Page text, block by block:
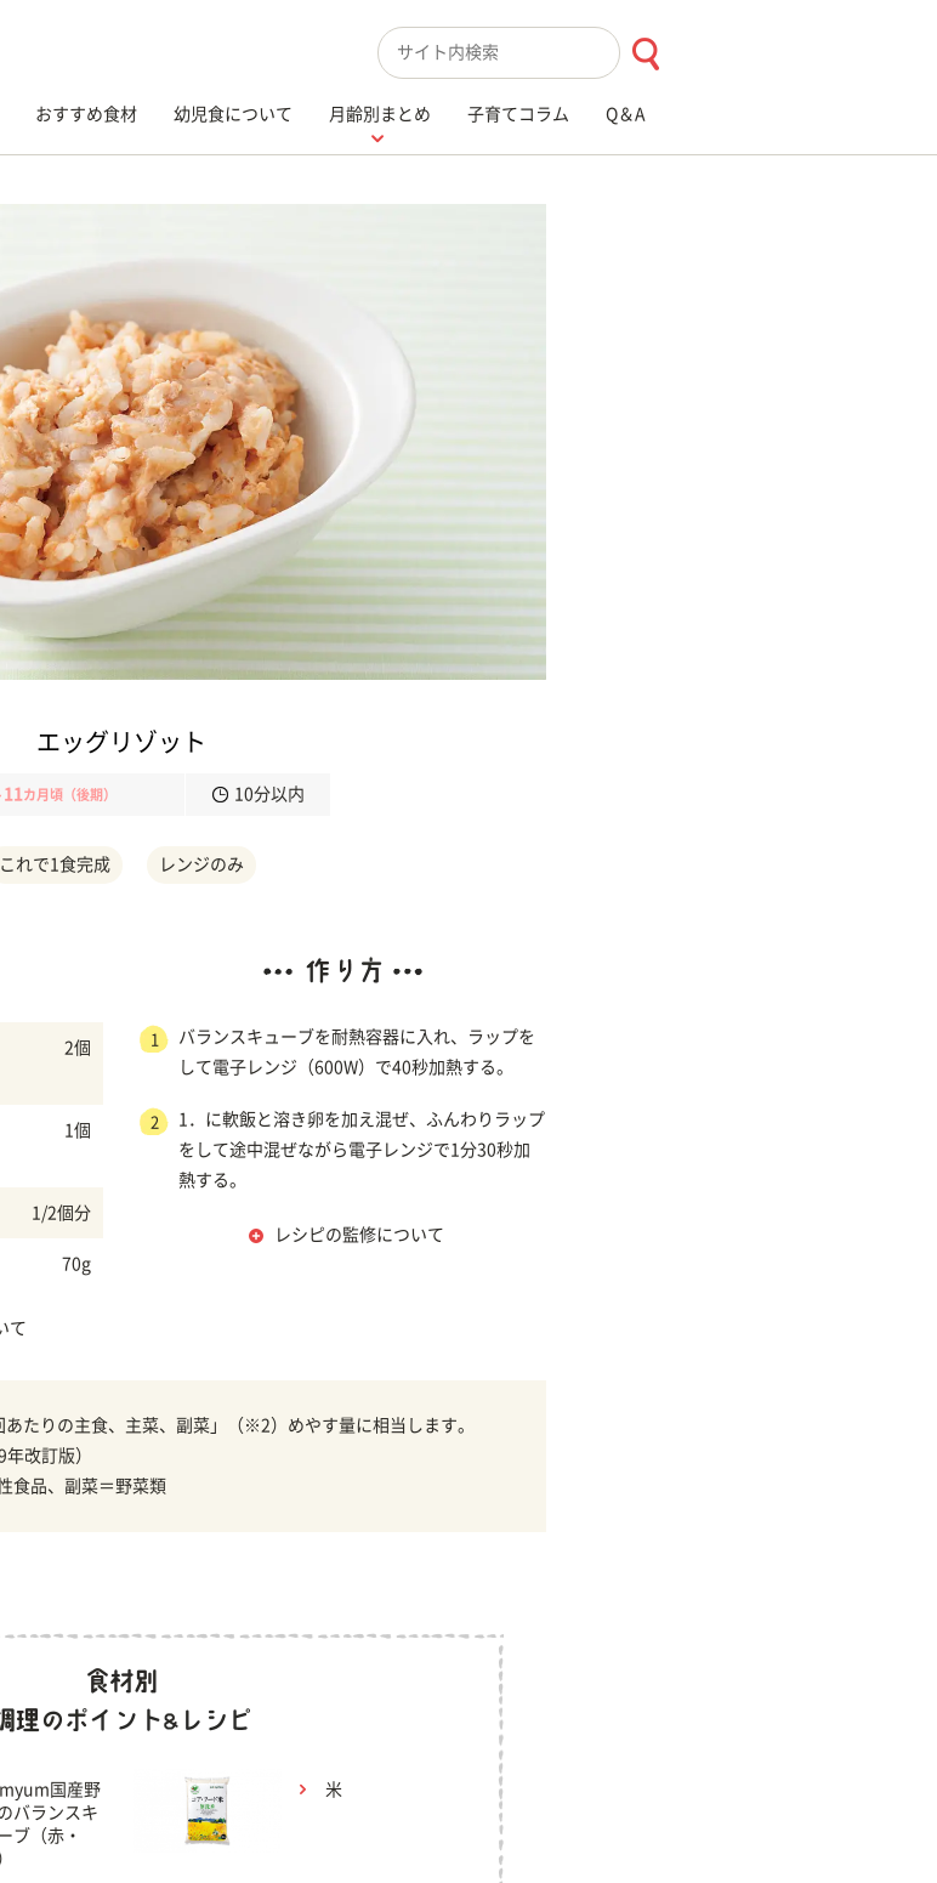
検索キーワード入力
おすすめ食材 幼児食について 月齢別まとめ 子育てコラム Q＆A
エッグリゾット
11 カ月頃（後期） 10分以内
これで1食完成 レンジのみ
2個
1個
1/2個分
70g
て
1
バランスキューブを耐熱容器に入れ、ラップを
して電子レンジ（600W）で40秒加熱する。
2
1．に軟飯と溶き卵を加え混ぜ、ふんわりラップ
をして途中混ぜながら電子レンジで1分30秒加
熱する。
レシピの監修について
たりの主食、主菜、副菜」（※2）めやす量に相当します。
改訂版）
食品、副菜＝野菜類
国産野
バランスキ
ブ（赤・
米